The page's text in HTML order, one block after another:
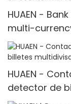
HUAEN -
multi-
HUAEN -
detector de